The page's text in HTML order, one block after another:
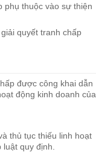
phụ thuộc vào sự thiện
quyết tranh chấp
được công khai dẫn
động kinh doanh của
thủ tục thiếu linh hoạt
quy định.